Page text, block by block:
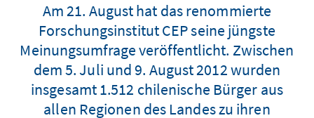
Am 21. August hat das renommierte
Forschungsinstitut CEP seine jüngste
Meinungsumfrage veröffentlicht. Zwischen
dem 5. Juli und 9. August 2012 wurden
insgesamt 1.512 chilenische Bürger aus
allen Regionen des Landes zu ihren